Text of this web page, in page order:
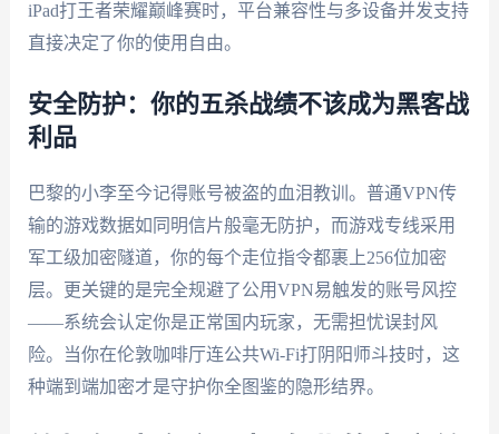
iPad打王者荣耀巅峰赛时，平台兼容性与多设备并发支持
直接决定了你的使用自由。
安全防护：你的五杀战绩不该成为黑客战
利品
巴黎的小李至今记得账号被盗的血泪教训。普通VPN传
输的游戏数据如同明信片般毫无防护，而游戏专线采用
军工级加密隧道，你的每个走位指令都裹上256位加密
层。更关键的是完全规避了公用VPN易触发的账号风控
——系统会认定你是正常国内玩家，无需担忧误封风
险。当你在伦敦咖啡厅连公共Wi-Fi打阴阳师斗技时，这
种端到端加密才是守护你全图鉴的隐形结界。